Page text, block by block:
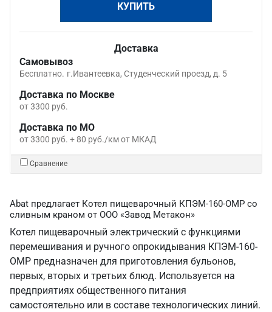
КУПИТЬ
Доставка
Самовывоз
Бесплатно. г.Ивантеевка, Студенческий проезд, д. 5
Доставка по Москве
от 3300 руб.
Доставка по МО
от 3300 руб. + 80 руб./км от МКАД
Сравнение
Abat предлагает Котел пищеварочный КПЭМ-160-ОМР со
сливным краном от ООО «Завод Метакон»
Котел пищеварочный электрический с функциями
перемешивания и ручного опрокидывания КПЭМ-160-
ОМР предназначен для приготовления бульонов,
первых, вторых и третьих блюд. Используется на
предприятиях общественного питания
самостоятельно или в составе технологических линий.